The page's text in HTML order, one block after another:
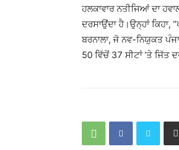
ਹਲਕਾਵਾਰ ਨਤੀਜਿਆਂ ਦਾ
ਦਰਸਾਉਂਦਾ ਹੈ।ਉਨ੍ਹਾਂ ਕਿਹਾ,
ਬਰਨਾਲਾ, ਜੋ ਨਵ-ਨਿਯੁਕਤ
50 ਵਿੱਚੋਂ 37 ਸੀਟਾਂ ‘ਤੇ ਜਿੱਤ